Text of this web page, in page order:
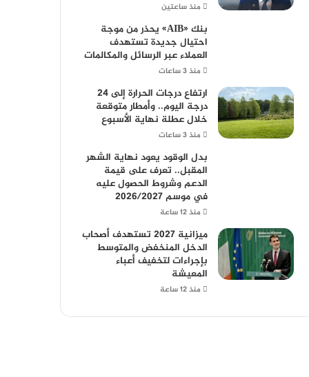
منذ ساعتين
بنك «AIB» يحذر من موجة
احتيال جديدة تستهدف
العملاء عبر الرسائل والمكالمات
منذ 3 ساعات
ارتفاع درجات الحرارة إلى 24
درجة اليوم.. وأمطار متوقعة
خلال عطلة نهاية الأسبوع
منذ 3 ساعات
بدل الوقود يعود نهاية الشهر
المقبل.. تعرف على قيمة
الدعم وشروط الحصول عليه
في موسم 2026/2027
منذ 12 ساعة
ميزانية 2027 تستهدف أصحاب
الدخل المنخفض والمتوسط
بإجراءات لتخفيف أعباء
المعيشة
منذ 12 ساعة